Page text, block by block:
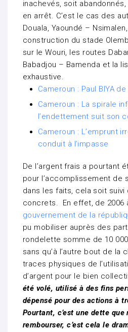
inachevés, soit
en arrêt. C’est le cas des
Douala, Yaoundé –
construction du stade
sur le Wouri, les routes
Babadjou – Bamenda et la
exhaustive.
Cameroun : Paul BIYA
Cameroun : La spirale
l’endettement suit son
Cameroun : L’emprunt
conduit à l’impasse
De l’argent frais a pourtant
pour l’accomplissement de
dans les faits, cela soit suivi
concrets. En effet, de 2006
gouvernement de la
pu mobiliser auprès des
rondelette somme de 10
sans qu’à l’autre bout de la
traces physiques de
d’argent pour le bien
été volé, utilisé à des fins
dépensé pour des actions à
Pourtant, c’est une dette que
rembourser, c’est cela le